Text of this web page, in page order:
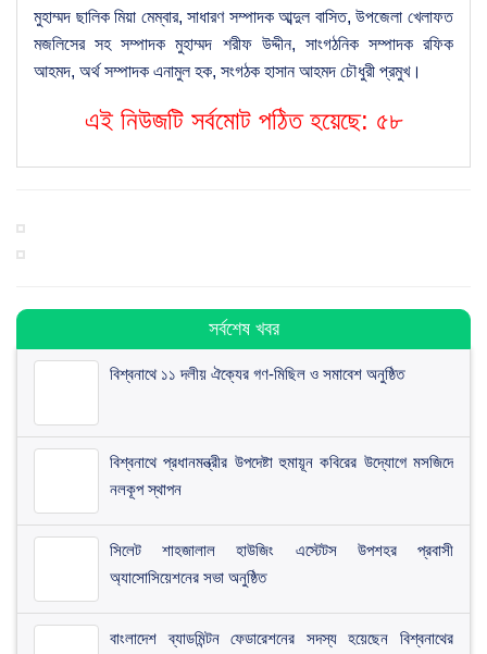
মুহাম্মদ ছালিক মিয়া মেম্বার, সাধারণ সম্পাদক আব্দুল বাসিত, উপজেলা খেলাফত
মজলিসের সহ সম্পাদক মুহাম্মদ শরীফ উদ্দীন, সাংগঠনিক সম্পাদক রফিক
আহমদ, অর্থ সম্পাদক এনামুল হক, সংগঠক হাসান আহমদ চৌধুরী প্রমুখ।
এই নিউজটি সর্বমোট পঠিত হয়েছে: ৫৮
সর্বশেষ খবর
বিশ্বনাথে ১১ দলীয় ঐক্যের গণ-মিছিল ও সমাবেশ অনুষ্ঠিত
বিশ্বনাথে প্রধানমন্ত্রীর উপদেষ্টা হুমায়ূন কবিরের উদ্যোগে মসজিদে
নলকূপ স্থাপন
সিলেট শাহজালাল হাউজিং এস্টেটস উপশহর প্রবাসী
অ্যাসোসিয়েশনের সভা অনুষ্ঠিত
​বাংলাদেশ ব্যাডমিন্টন ফেডারেশনের সদস্য হয়েছেন বিশ্বনাথের